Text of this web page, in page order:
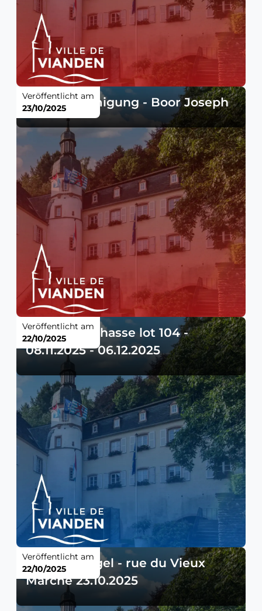
Baugenehmigung - Boor Joseph
Veröffentlicht am
23/10/2025
Meinung - chasse lot 104 -
08.11.2025 - 06.12.2025
Veröffentlicht am
22/10/2025
Verkehrsregel - rue du Vieux
Marché 23.10.2025
Veröffentlicht am
22/10/2025